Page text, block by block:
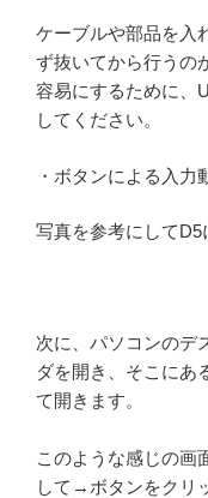
ケーブルや部品を入
ず抜いてから行うの
容易にするために、
してください。
・ボタンによる入力
写真を参考にしてD5
次に、パソコンのデ
ダを開き、そこにあ
て開きます。
このような感じの画
して→ボタンをクリ